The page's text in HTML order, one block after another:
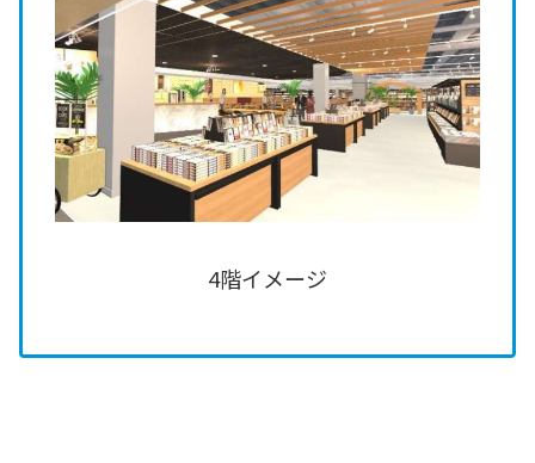
4階イメージ